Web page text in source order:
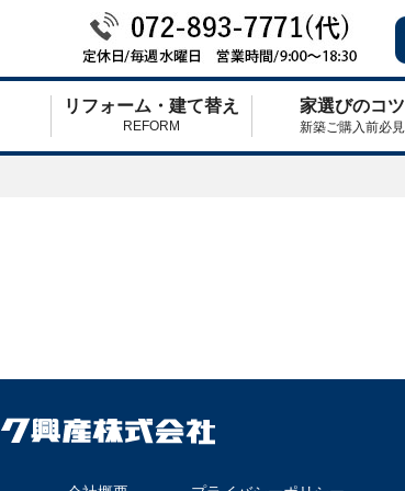
リフォーム・建て替え
REFORM
家選びのコツ
新築ご購入前必見